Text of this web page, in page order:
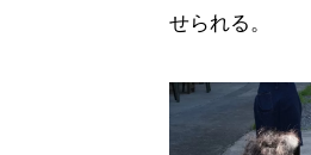
せられる。